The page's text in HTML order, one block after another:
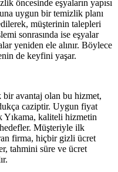
öncesinde eşyaların yapısı
uygun bir temizlik planı
müşterinin talepleri
sonrasında ise eşyalar
yeniden ele alınır. Böylece
de keyfini yaşar.
avantaj olan bu hizmet,
caziptir. Uygun fiyat
Yıkama, kaliteli hizmetin
hedefler. Müşteriyle ilk
firma, hiçbir gizli ücret
tahmini süre ve ücret